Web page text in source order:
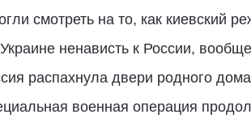
смотреть на то, как киевский
ненависть к России,
распахнула двери родного
военная операция